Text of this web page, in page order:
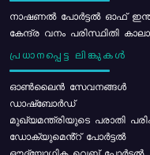
നാഷണൽ പോർട്ടൽ ഓഫ്
കേന്ദ്ര വനം പരിസ്ഥിതി
പ്രധാനപ്പെട്ട ലിങ്കുകൾ
ഓൺലൈൻ സേവനങ്ങൾ
ഡാഷ്ബോർഡ്
മുഖ്യമന്ത്രിയുടെ പരാതി
ഡോക്യുമെൻ്റ് പോർട്ടൽ
ഔദ്യോഗിക വെബ് പോർട്ടൽ